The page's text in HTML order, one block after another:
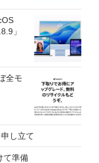
」
全モ
し立て
て準備